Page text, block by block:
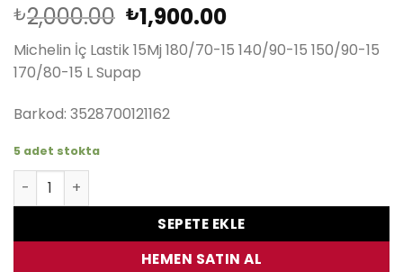
₺2,000.00 Orijinal
fiyat:
₺2,000.00.
₺1,900.00Şu
andaki
fiyat:
Michelin İç Lastik 15Mj 180/70-15 140/90-15 150/90-15
170/80-15 L Supap
Barkod: 3528700121162
5 adet stokta
Michelin İç Lastik 15Mj 180/70-15 140/90-15 150/90-15
SEPETE EKLE
HEMEN SATIN AL